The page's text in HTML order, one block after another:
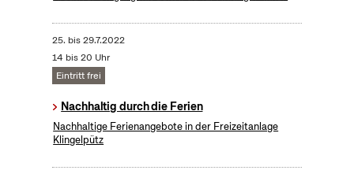
25. bis29.7.2022
14 bis 20 Uhr
Eintritt frei
Nachhaltig durch die Ferien
Nachhaltige Ferienangebote in der Freizeitanlage
Klingelpütz